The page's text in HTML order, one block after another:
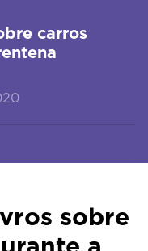
carros
sobre